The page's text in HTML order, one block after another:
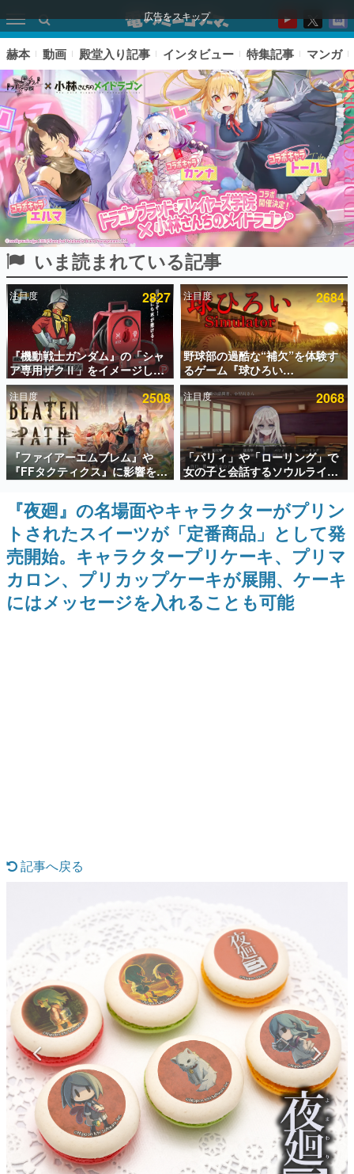
広告をスキップ
ピックアップ
電ファミのいま読まれている記事ランキング
アプリセール情報
インタビュー
連載・特集一覧
殿堂入り記事
SNS拡散数が数千以上！ ページビュー数万以上！ などな
ど。多くの人々に読まれた、電ファミ渾身の“殿堂入り”記
事をまとめました。
ゲームの企画書
名作ゲームクリエイターの方々に製作時のエピソードをお
聞きし、ヒットする企画（ゲーム）とは何か？を探ってい
きます。
赫本
この物語を解いてはいけない。『赫本』は、〈試験問題〉
の形をした短編ホラー小説集です。
具体的な形から解き明かしていく、硬派で骨太な評論連載
です。
ゲームが変えた日本語
「経験値」「裏技」「ラスボス」… ゲームにまつわる言葉
の起源や用法の変遷を、コンピューター文化史研究家・タ
イニーP氏が徹底調査。
カテゴリ
特集記事
マンガ
女性向け
アプリレビュー
赫本 動画 殿堂入り記事 インタビュー 特集記事 マンガ
いま読まれている記事
注目度 2827
『機動戦士ガンダム』の「シャ
ア専用ザクⅡ」をイメージした
散水ホースリールが予約開始。
本体にはシャアのパーソナルマ
ークやジオン公国軍のエンブレ
ム、型式番号などを配置
注目度 2684
野球部の過酷な“補欠”を体験す
るゲーム『球ひろい
Simulator』が「1件」のウィッ
シュリストをもとにチェコ語に
対応しSNSで話題に。『キング
ダム・カム』開発元やチェコの
プロ野球選手から称賛の声
注目度 2508
『ファイアーエムブレム』や
『FFタクティクス』に影響を受
けた新作戦略RPG『Beaten
Path』2027年に発売へ。
PC（Steam）、PS5、Xbox、
Switch向けにリリース予定
注目度 2068
「パリィ」や「ローリング」で
女の子と会話するソウルライク
恋愛ゲーム『小早川さんはソウ
ルライク』無料公開。返事に失
敗すると「YOU DIED」
『夜廻』の名場面やキャラクターがプリン
トされたスイーツが「定番商品」として発
売開始。キャラクタープリケーキ、プリマ
カロン、プリカップケーキが展開、ケーキ
にはメッセージを入れることも可能
記事へ戻る